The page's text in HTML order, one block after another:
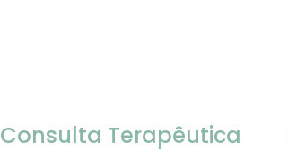
Consulta Terapêutica